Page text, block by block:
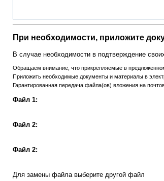
При необходимости, приложите
В случае необходимости в подтверждение
Обращаем внимание, что прикрепляемые в
Приложить необходимые документы и материалы в
Гарантированная передача файла(ов) вложения на
Файл 1:
Файл 2:
Файл 2:
Для замены файла выберите другой файл